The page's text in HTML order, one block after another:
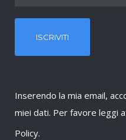
Inserendo la mia email,
miei dati. Per favore leggi
Policy.